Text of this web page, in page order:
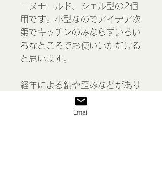
ーヌモールド、シェル型の2個
用です。小型なのでアイデア次
第でキッチンのみならずいろい
ろなところでお使いいただける
と思います。
経年による錆や歪みなどがあり
ます。撮影に使用した小物類は
付属しません。Email